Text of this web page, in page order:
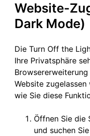
Website-
Dark Mode)
Die Turn Off the
Ihre Privatsphäre
Website
wie Sie diese
Öffnen Sie die
und suchen